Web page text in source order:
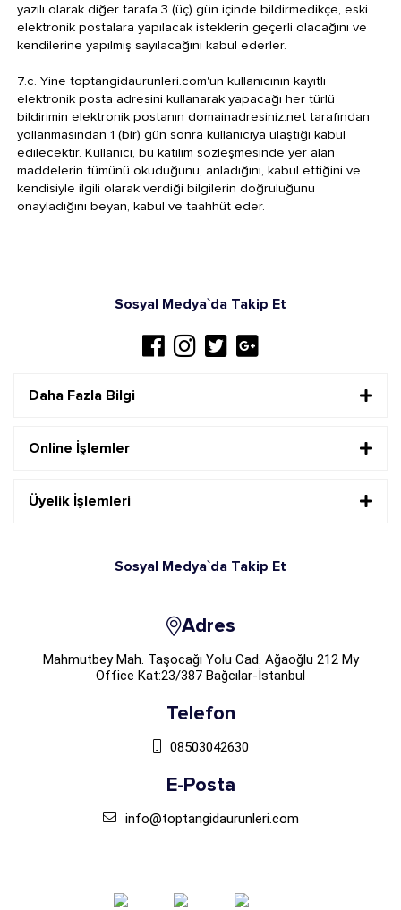
yazılı olarak diğer tarafa 3 (üç) gün içinde bildirmedikçe, eski
elektronik postalara yapılacak isteklerin geçerli olacağını ve
kendilerine yapılmış sayılacağını kabul ederler.
7.c. Yine toptangidaurunleri.com'un kullanıcının kayıtlı
elektronik posta adresini kullanarak yapacağı her türlü
bildirimin elektronik postanın domainadresiniz.net tarafından
yollanmasından 1 (bir) gün sonra kullanıcıya ulaştığı kabul
edilecektir. Kullanıcı, bu katılım sözleşmesinde yer alan
maddelerin tümünü okuduğunu, anladığını, kabul ettiğini ve
kendisiyle ilgili olarak verdiği bilgilerin doğruluğunu
onayladığını beyan, kabul ve taahhüt eder.
Sosyal Medya`da Takip Et
Daha Fazla Bilgi
Online İşlemler
Üyelik İşlemleri
Sosyal Medya`da Takip Et
Adres
Mahmutbey Mah. Taşocağı Yolu Cad. Ağaoğlu 212 My
Office Kat:23/387 Bağcılar-İstanbul
Telefon
08503042630
E-Posta
info@toptangidaurunleri.com